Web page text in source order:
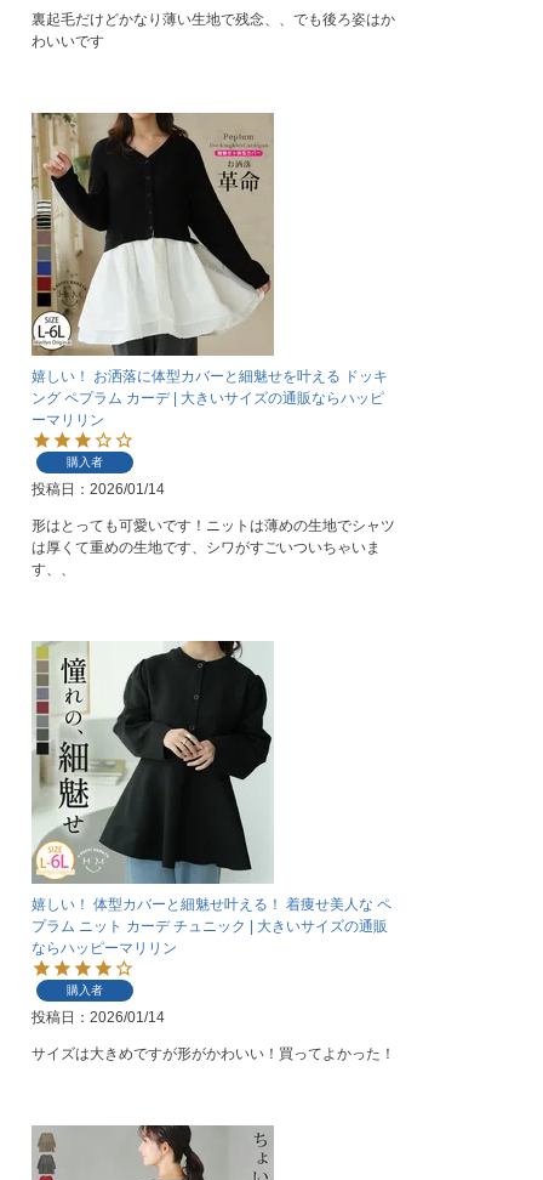
裏起毛だけどかなり薄い生地で残念、、でも後ろ姿はか
わいいです
嬉しい！ お洒落に体型カバーと細魅せを叶える ドッキ
ング ペプラム カーデ | 大きいサイズの通販ならハッピ
ーマリリン
購入者
投稿日 2026/01/14
形はとっても可愛いです！ニットは薄めの生地でシャツ
は厚くて重めの生地です、シワがすごいついちゃいま
す、、
嬉しい！ 体型カバーと細魅せ叶える！ 着痩せ美人な ペ
プラム ニット カーデ チュニック | 大きいサイズの通販
ならハッピーマリリン
購入者
投稿日 2026/01/14
サイズは大きめですが形がかわいい！買ってよかった！